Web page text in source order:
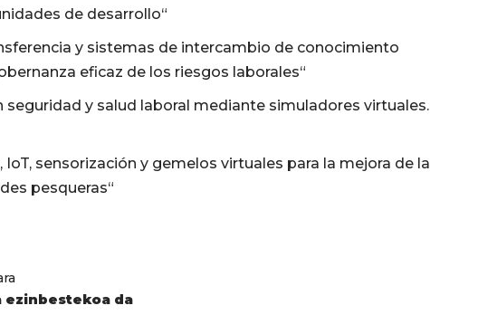
de desarrollo“
y sistemas de intercambio de conocimiento
eficaz de los riesgos laborales“
seguridad y salud laboral mediante simuladores virtuales.
sensorización y gemelos virtuales para la mejora de la
pesqueras“
ezinbestekoa da